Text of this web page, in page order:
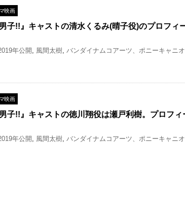
映画
子!!』キャストの清水くるみ(晴子役)のプロフィ
年公開 , 風間太樹, バンダイナムコアーツ、ポニーキャニ
映画
子!!』キャストの徳川翔役は瀬戸利樹。プロフィ
年公開 , 風間太樹, バンダイナムコアーツ、ポニーキャニ